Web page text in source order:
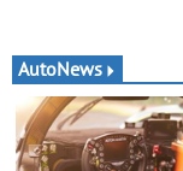
AutoNews